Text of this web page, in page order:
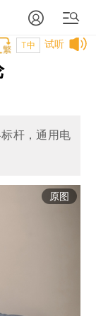
试听
T中
杆，通用电
原图